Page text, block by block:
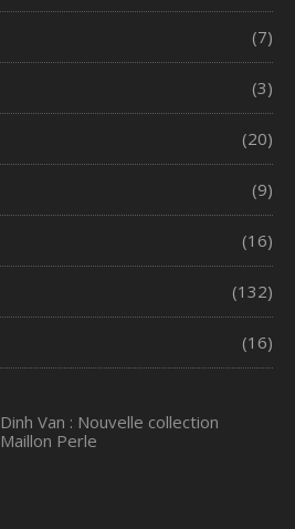
(7)
(3)
(20)
(9)
(16)
(132)
(16)
Dinh Van : Nouvelle collection
Maillon Perle